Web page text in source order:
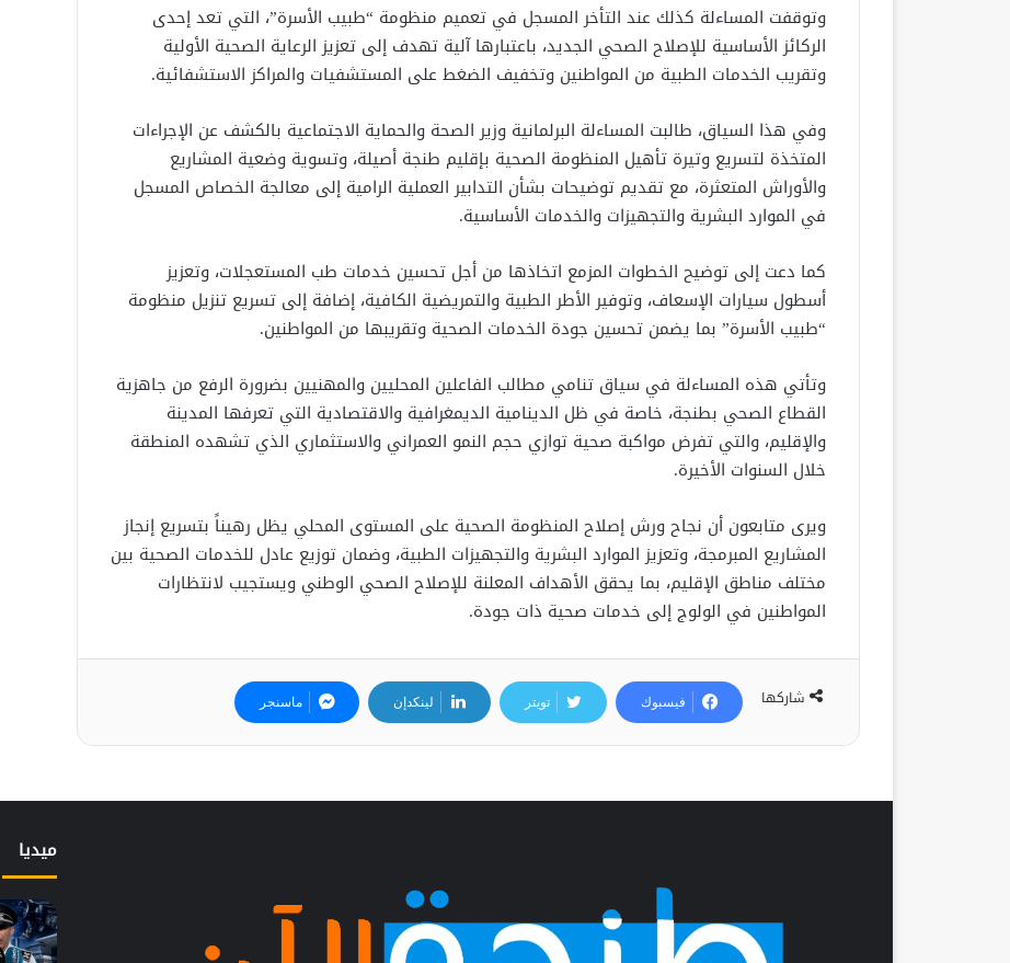
وتوقفت المساءلة كذلك عند التأخر المسجل في تعميم منظومة “طبيب الأسرة”، التي تعد إحدى
الركائز الأساسية للإصلاح الصحي الجديد، باعتبارها آلية تهدف إلى تعزيز الرعاية الصحية الأولية
وتقريب الخدمات الطبية من المواطنين وتخفيف الضغط على المستشفيات والمراكز الاستشفائية.
وفي هذا السياق، طالبت المساءلة البرلمانية وزير الصحة والحماية الاجتماعية بالكشف عن الإجراءات
المتخذة لتسريع وتيرة تأهيل المنظومة الصحية بإقليم طنجة أصيلة، وتسوية وضعية المشاريع
والأوراش المتعثرة، مع تقديم توضيحات بشأن التدابير العملية الرامية إلى معالجة الخصاص المسجل
في الموارد البشرية والتجهيزات والخدمات الأساسية.
كما دعت إلى توضيح الخطوات المزمع اتخاذها من أجل تحسين خدمات طب المستعجلات، وتعزيز
أسطول سيارات الإسعاف، وتوفير الأطر الطبية والتمريضية الكافية، إضافة إلى تسريع تنزيل منظومة
“طبيب الأسرة” بما يضمن تحسين جودة الخدمات الصحية وتقريبها من المواطنين.
وتأتي هذه المساءلة في سياق تنامي مطالب الفاعلين المحليين والمهنيين بضرورة الرفع من جاهزية
القطاع الصحي بطنجة، خاصة في ظل الدينامية الديمغرافية والاقتصادية التي تعرفها المدينة
والإقليم، والتي تفرض مواكبة صحية توازي حجم النمو العمراني والاستثماري الذي تشهده المنطقة
خلال السنوات الأخيرة.
ويرى متابعون أن نجاح ورش إصلاح المنظومة الصحية على المستوى المحلي يظل رهيناً بتسريع إنجاز
المشاريع المبرمجة، وتعزيز الموارد البشرية والتجهيزات الطبية، وضمان توزيع عادل للخدمات الصحية بين
مختلف مناطق الإقليم، بما يحقق الأهداف المعلنة للإصلاح الصحي الوطني ويستجيب لانتظارات
المواطنين في الولوج إلى خدمات صحية ذات جودة.
شاركها فيسبوك تويتر لينكدإن ماسنجر
ميديا